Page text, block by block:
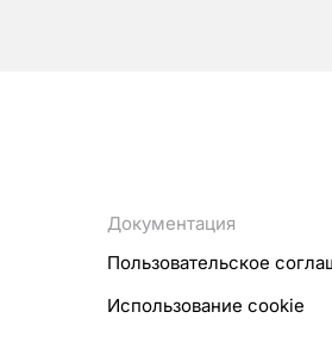
Документация
Пользовательское
Использование cookie